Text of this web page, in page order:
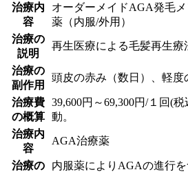
治療内
容
オーダーメイドAGA発毛
薬（内服/外用）
治療の
説明
再生医療による毛髪再生療
治療の
副作用
頭皮の赤み（数日）、軽度
治療費
の概算
39,600円～69,300円/１回(
動。
治療内
容
AGA治療薬
治療の
内服薬によりAGAの進行